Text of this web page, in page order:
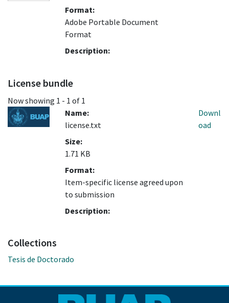
Format:
Adobe Portable Document
Format
Description:
License bundle
Now showing 1 - 1 of 1
Name:
license.txt
Size:
1.71 KB
Format:
Item-specific license agreed upon
to submission
Description:
Downl
oad
Collections
Tesis de Doctorado